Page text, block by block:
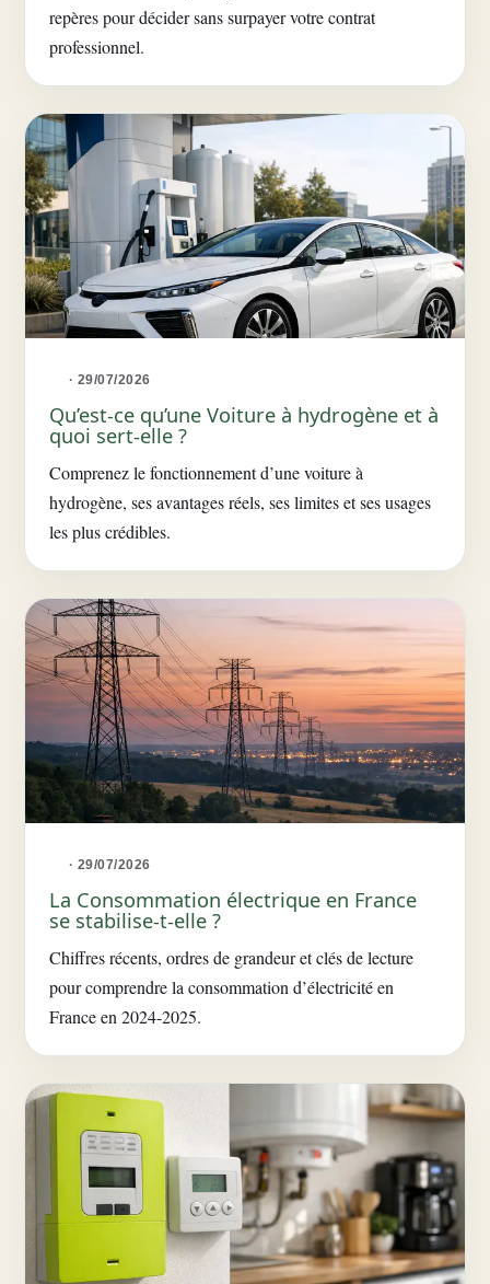
repères pour décider sans surpayer votre contrat
professionnel.
· 29/07/2026
Qu’est-ce qu’une Voiture à hydrogène et à
quoi sert-elle ?
Comprenez le fonctionnement d’une voiture à
hydrogène, ses avantages réels, ses limites et ses usages
les plus crédibles.
· 29/07/2026
La Consommation électrique en France
se stabilise-t-elle ?
Chiffres récents, ordres de grandeur et clés de lecture
pour comprendre la consommation d’électricité en
France en 2024-2025.